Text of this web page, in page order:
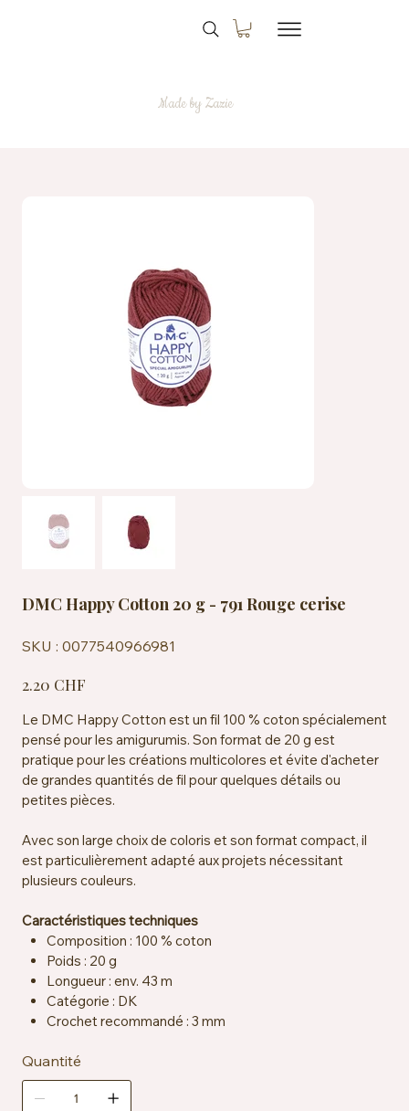
Made by Zazie
DMC Happy Cotton 20 g - 791 Rouge cerise
SKU : 0077540966981
0077540966981
2.20 CHF
Le DMC Happy Cotton est un fil 100 % coton spécialement
pensé pour les amigurumis. Son format de 20 g est
pratique pour les créations multicolores et évite d'acheter
de grandes quantités de fil pour quelques détails ou
petites pièces.
Avec son large choix de coloris et son format compact, il
est particulièrement adapté aux projets nécessitant
plusieurs couleurs.
Caractéristiques techniques
Composition : 100 % coton
Poids : 20 g
Longueur : env. 43 m
Catégorie : DK
Crochet recommandé : 3 mm
Échantillon : env. 22 mailles x 28 rangs = 10 x 10 cm
Certification : OEKO-TEX® Standard 100
Entretien : lavable en machine à 40 °C
Quantité